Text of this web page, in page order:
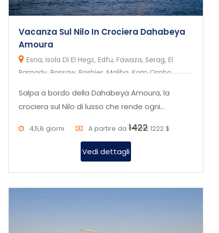
Vacanza Sul Nilo In Crociera Dahabeya
Amoura
Esna, Isola Di El Hegz, Edfu, Fawaza, Serag, El
Ramady, Bassaw, Bashier, Maliha, Kom Ombo,
Salpa a bordo della Dahabeya Amoura, la
crociera sul Nilo di lusso che rende ogni
4,5,8 giorni A partire da 1422 1222 $
Vedi dettagli